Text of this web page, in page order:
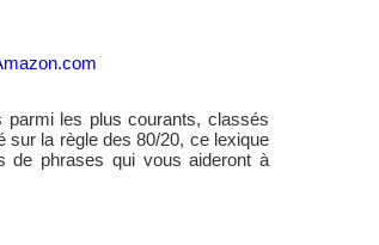
parmi les plus courants, classés
sur la règle des 80/20, ce lexique
de phrases qui vous aideront à